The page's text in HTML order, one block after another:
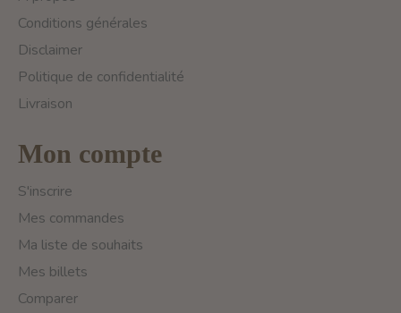
Conditions générales
Disclaimer
Politique de confidentialité
Livraison
Mon compte
S'inscrire
Mes commandes
Ma liste de souhaits
Mes billets
Comparer